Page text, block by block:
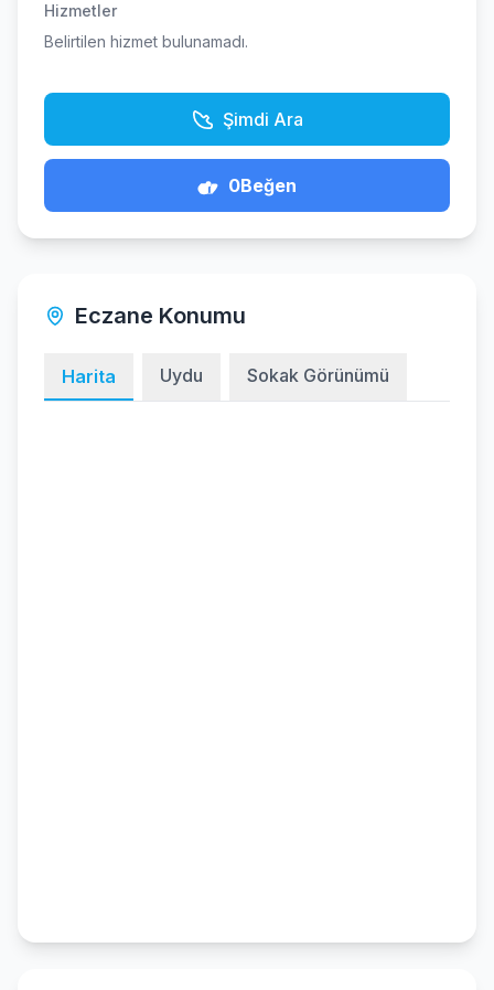
Hizmetler
Belirtilen hizmet bulunamadı.
Şimdi Ara
0Beğen
Eczane Konumu
Harita Uydu Sokak Görünümü